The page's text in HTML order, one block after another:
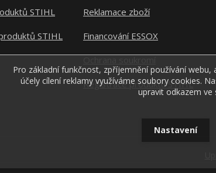
STIHL
STIHL
Reklamace zboží
Financování ESSOX
Registrace produktu STIHL
Pro základní funkčnost, zpříjemnění používání
účely cílení reklamy využíváme soubory cookies.
upravit odkazem ve
Nastavení